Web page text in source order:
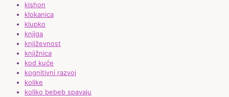
kishon
klokanica
klupko
knjiga
književnost
knjižnica
kod kuće
kognitivni razvoj
kolike
koliko bebeb spavaju